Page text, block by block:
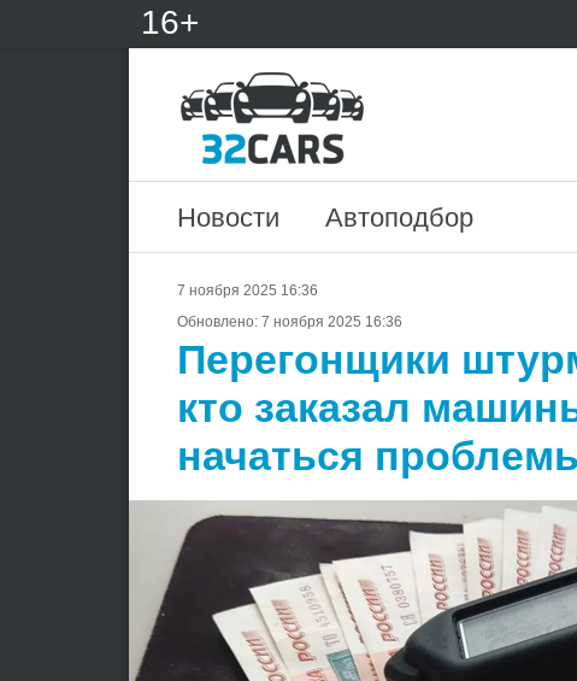
16+
Новости Автоподбор
7 ноября 2025 16:36
Обновлено: 7 ноября 2025 16:36
Перегонщики
кто заказал
начаться